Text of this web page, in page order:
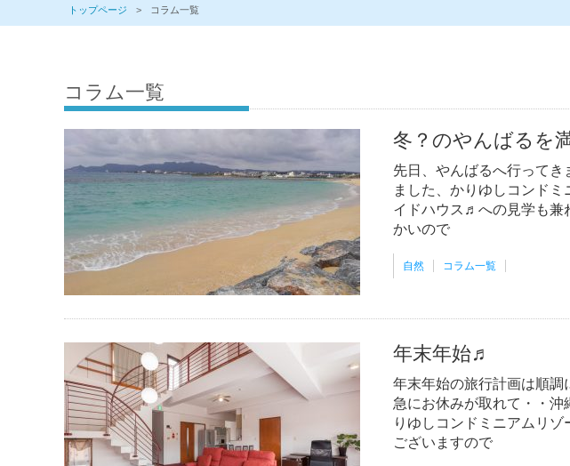
トップページ コラム一覧
コラム一覧
冬？のやんばるを
先日、やんばるへ行って
ました、かりゆしコンド
イドハウス♬への見学も兼
かいので
自然 コラム一覧
年末年始♬
年末年始の旅行計画は順調
急にお休みが取れて・・
りゆしコンドミニアムリ
ございますので